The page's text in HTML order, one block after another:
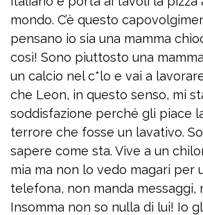
mondo. C’è questo
pensano io sia una mamma
così! Sono piuttosto una
un calcio nel c*lo e vai a
che Leon, in questo senso, mi
soddisfazione perché gli piace
terrore che fosse un lavativo.
sapere come sta. Vive a un
mia ma non lo vedo magari per
telefona, non manda messaggi,
Insomma non so nulla di lui! Io